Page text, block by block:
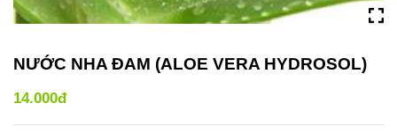
NƯỚC NHA ĐAM (ALOE VERA HYDROSOL)
14.000đ